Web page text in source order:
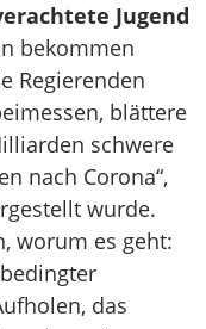
Jugend
bekommen
Regierenden
blättere
schwere
nach Corona“,
wurde.
worum es geht:
das